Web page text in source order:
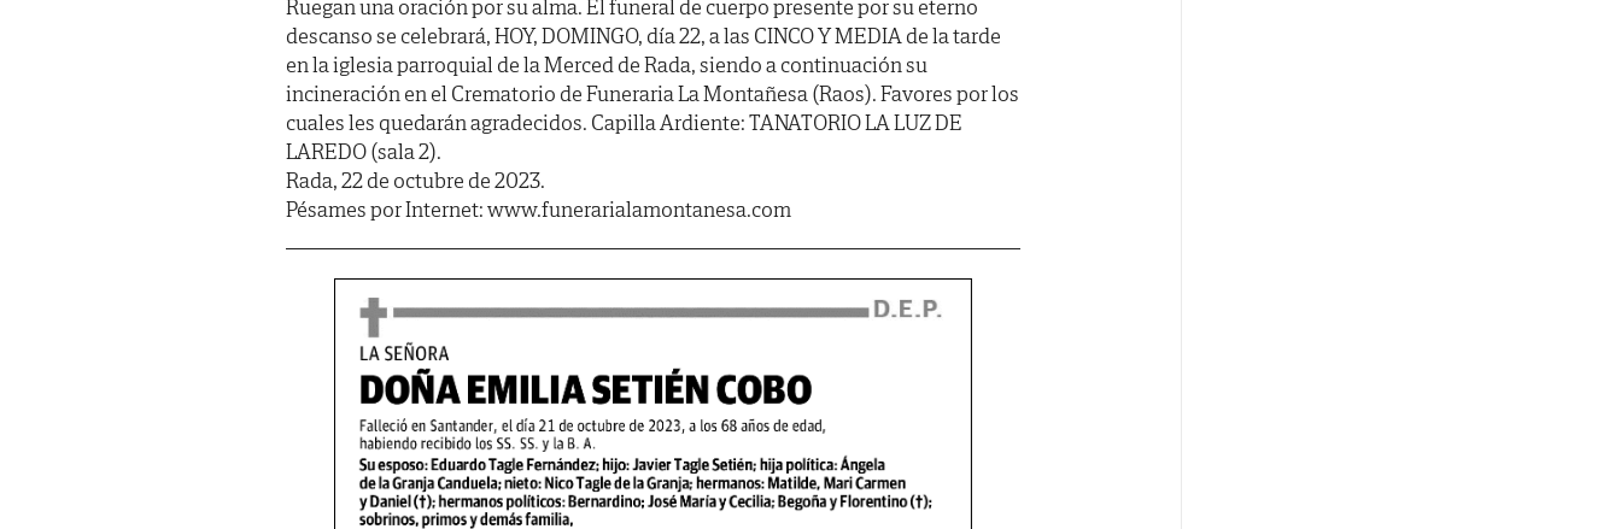
Ruegan una oración por su alma. El funeral de cuerpo presente por su eterno
descanso se celebrará, HOY, DOMINGO, día 22, a las CINCO Y MEDIA de la tarde
en la iglesia parroquial de la Merced de Rada, siendo a continuación su
incineración en el Crematorio de Funeraria La Montañesa (Raos). Favores por los
cuales les quedarán agradecidos. Capilla Ardiente: TANATORIO LA LUZ DE
LAREDO (sala 2).
Rada, 22 de octubre de 2023.
Pésames por Internet: www.funerarialamontanesa.com